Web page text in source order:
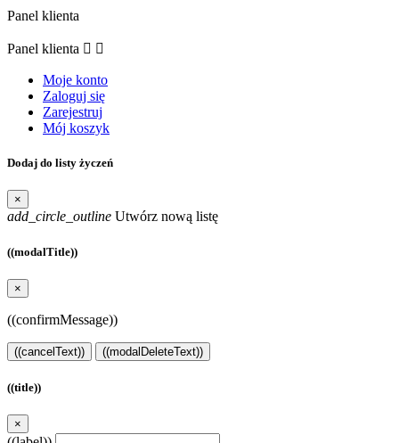
Panel klienta
Panel klienta  
Moje konto
Zaloguj się
Zarejestruj
Mój koszyk
Dodaj do listy życzeń
×
add_circle_outline Utwórz nową listę
((modalTitle))
×
((confirmMessage))
((cancelText)) ((modalDeleteText))
((title))
×